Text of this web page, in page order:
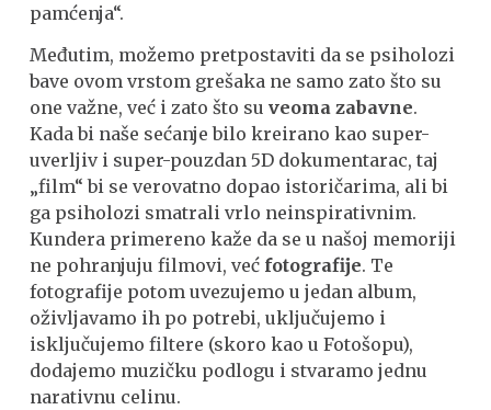
pamćenja“.
Međutim, možemo pretpostaviti da se psiholozi
bave ovom vrstom grešaka ne samo zato što su
one važne, već i zato što suveoma zabavne.
Kada bi naše sećanje bilo kreirano kao super-
uverljiv i super-pouzdan 5D dokumentarac, taj
„film“ bi se verovatno dopao istoričarima, ali bi
ga psiholozi smatrali vrlo neinspirativnim.
Kundera primereno kaže da se u našoj memoriji
ne pohranjuju filmovi, već fotografije. Te
fotografije potom uvezujemo u jedan album,
oživljavamo ih po potrebi, uključujemo i
isključujemo filtere (skoro kao u Fotošopu),
dodajemo muzičku podlogu i stvaramo jednu
narativnu celinu.